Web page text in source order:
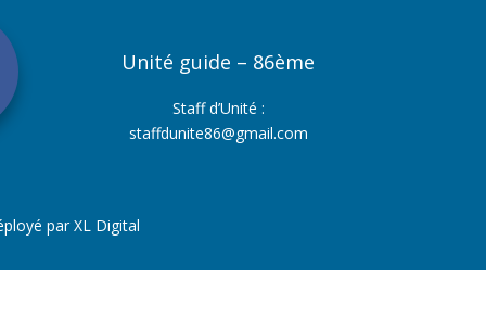
Unité guide – 86ème
Staff d’Unité :
staffdunite86@gmail.com
par XL Digital